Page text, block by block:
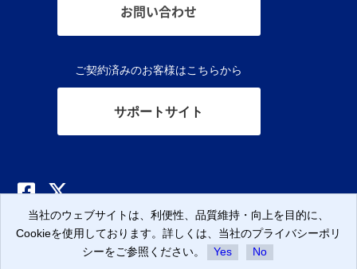
お問い合わせ
ご契約済みのお客様はこちらから
サポートサイト
© CLARA, Inc.
当社のウェブサイトは、利便性、品質維持・向上を目的に、
Cookieを使用しております。詳しくは、当社のプライバシーポリ
シーをご参照ください。
Yes No
当社のウェブサイトは、利便性、品質維持・向上を目的に、
Cookieを使用しております。詳しくは、当社のプライバシーポリ
シーをご参照ください。
Yes No
当社のウェブサイトは、利便性、品質維持・向上を目的に、
Cookieを使用しております。詳しくは、当社のプライバシーポリ
シーをご参照ください。
Yes No